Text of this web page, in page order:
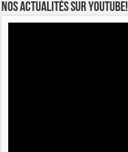
Nos actualités sur YOUTUBE!